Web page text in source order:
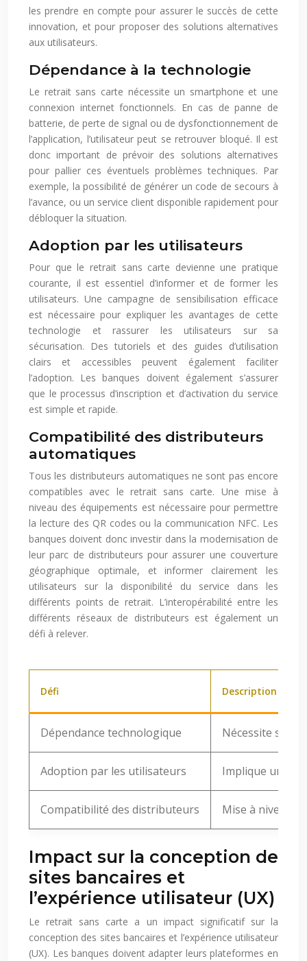
les prendre en compte pour assurer le succès de cette
innovation, et pour proposer des solutions alternatives
aux utilisateurs.
Dépendance à la technologie
Le retrait sans carte nécessite un smartphone et une
connexion internet fonctionnels. En cas de panne de
batterie, de perte de signal ou de dysfonctionnement de
l’application, l’utilisateur peut se retrouver bloqué. Il est
donc important de prévoir des solutions alternatives
pour pallier ces éventuels problèmes techniques. Par
exemple, la possibilité de générer un code de secours à
l’avance, ou un service client disponible rapidement pour
débloquer la situation.
Adoption par les utilisateurs
Pour que le retrait sans carte devienne une pratique
courante, il est essentiel d’informer et de former les
utilisateurs. Une campagne de sensibilisation efficace
est nécessaire pour expliquer les avantages de cette
technologie et rassurer les utilisateurs sur sa
sécurisation. Des tutoriels et des guides d’utilisation
clairs et accessibles peuvent également faciliter
l’adoption. Les banques doivent également s’assurer
que le processus d’inscription et d’activation du service
est simple et rapide.
Compatibilité des distributeurs
automatiques
Tous les distributeurs automatiques ne sont pas encore
compatibles avec le retrait sans carte. Une mise à
niveau des équipements est nécessaire pour permettre
la lecture des QR codes ou la communication NFC. Les
banques doivent donc investir dans la modernisation de
leur parc de distributeurs pour assurer une couverture
géographique optimale, et informer clairement les
utilisateurs sur la disponibilité du service dans les
différents points de retrait. L’interopérabilité entre les
différents réseaux de distributeurs est également un
défi à relever.
Défi Description
Dépendance technologique Nécessite
Adoption par les utilisateurs Implique un
Compatibilité des distributeurs Mise à niveau
Impact sur la conception de
sites bancaires et
l’expérience utilisateur (UX)
Le retrait sans carte a un impact significatif sur la
conception des sites bancaires et l’expérience utilisateur
(UX). Les banques doivent adapter leurs plateformes en